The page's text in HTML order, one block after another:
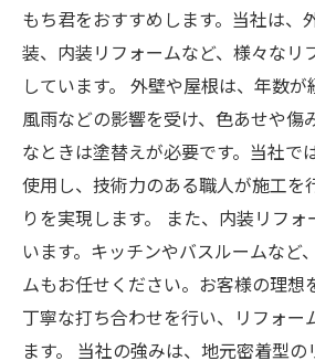
もち君をおすすめします。当社は、
装、内装リフォームなど、様々なリ
しています。 外壁や屋根は、年数
風雨などの影響を受け、色あせや傷
なときは塗替えが必要です。当社で
使用し、技術力のある職人が施工を
りを実現します。 また、内装リフ
います。キッチンやバスルームなど
ムもお任せください。お客様の理想
丁寧な打ち合わせを行い、リフォー
ます。 当社の強みは、地元密着型